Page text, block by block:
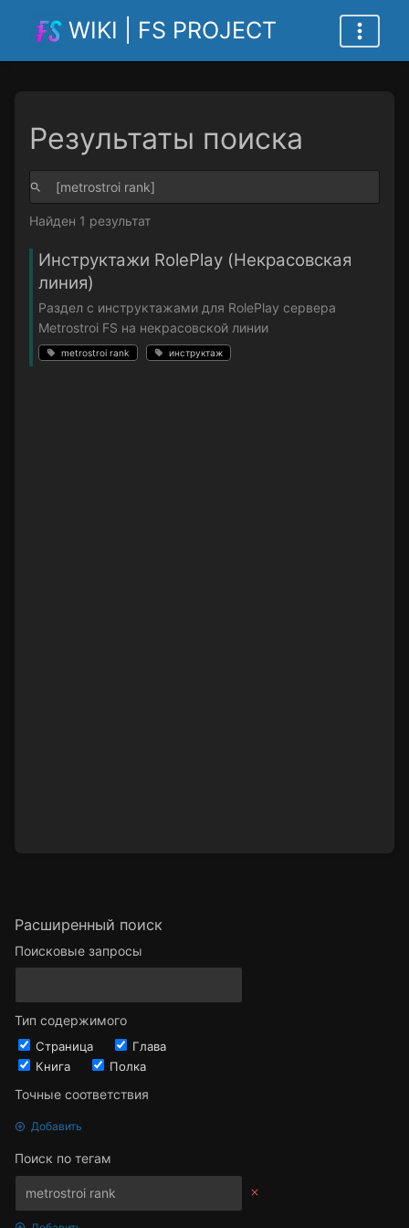
WIKI | FS PROJECT
Расширенный поиск
Поисковые запросы
Тип содержимого
Страница
Глава
Книга
Полка
Точные соответствия
Добавить
Поиск по тегам
Результаты поиска
Найден 1 результат
Инструктажи RolePlay (Некрасовская
линия)
Раздел с инструктажами для RolePlay сервера
Metrostroi FS на некрасовской линии
metrostroi rank инструктаж